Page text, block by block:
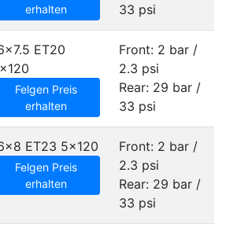
erhalten
33 psi
ET20
Felgen Preis
erhalten
Front: 2 bar /
2.3 psi
Rear: 29 bar /
33 psi
ET23 5x120
Felgen Preis
erhalten
Front: 2 bar /
2.3 psi
Rear: 29 bar /
33 psi